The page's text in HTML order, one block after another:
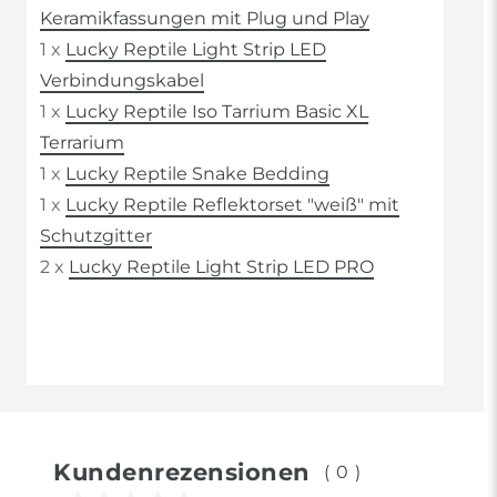
Keramikfassungen mit Plug und Play
1 x Lucky Reptile Light Strip LED
Verbindungskabel
1 x Lucky Reptile Iso Tarrium Basic XL
Terrarium
1 x Lucky Reptile Snake Bedding
1 x Lucky Reptile Reflektorset "weiß" mit
Schutzgitter
2 x Lucky Reptile Light Strip LED PRO
Kundenrezensionen (0)